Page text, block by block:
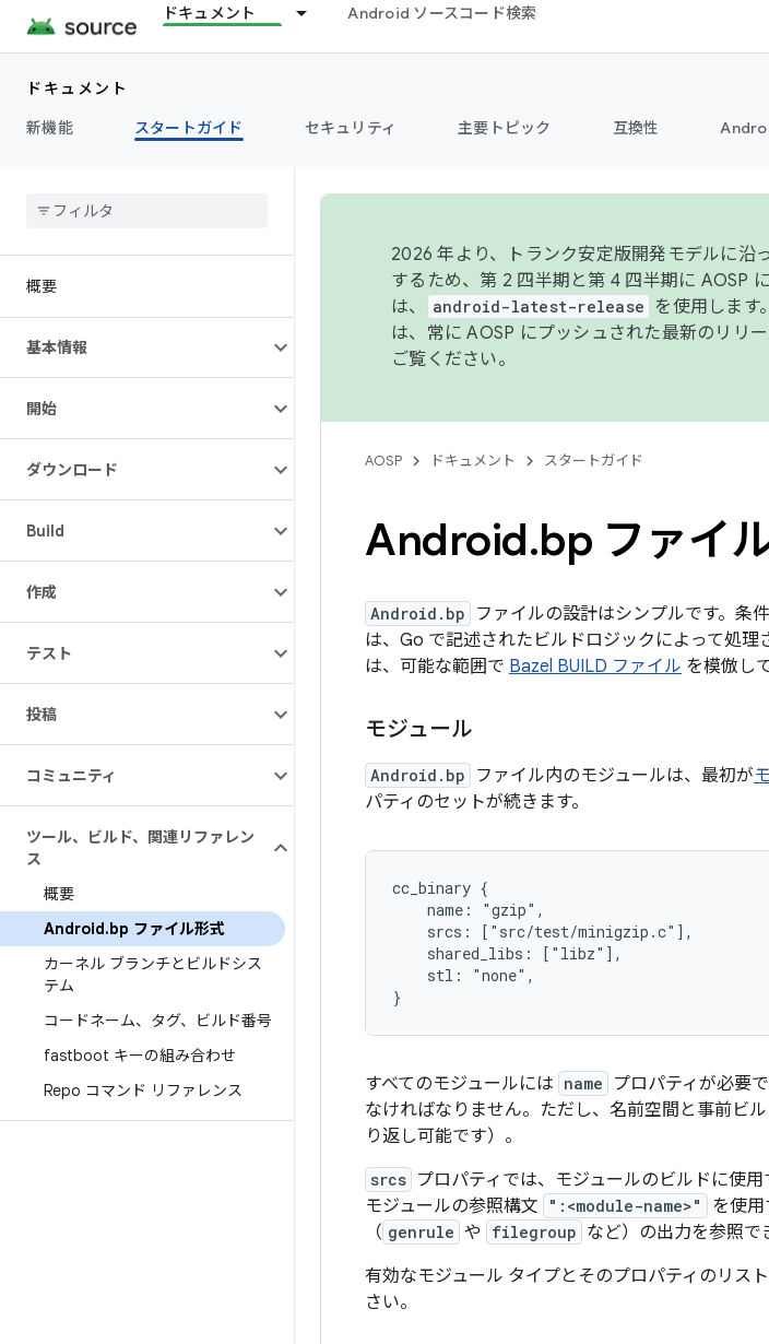
ドキュメント Android ソースコード検索
ドキュメント
新機能
スタートガイド セキュリティ 主要トピック 互換性
概要
基本情報
開始
ダウンロード
Build
作成
テスト
投稿
コミュニティ
ツール、ビルド、関連リファレン
ス
概要
Android.bp ファイル形式
カーネル ブランチとビルドシス
テム
コードネーム、タグ、ビルド番号
fastboot キーの組み合わせ
Repo コマンド リファレンス
2026 年より、トランク安定版開発モデルに沿
するため、第 2 四半期と第 4 四半期に AOSP
は、
android-latest-release を使用します。
は、常に AOSP にプッシュされた最新のリリ
ご覧ください。
AOSP ドキュメント スタートガイド
Android.bp ファイ
Android.bp
ファイルの設計はシンプルです。条
は、Go で記述されたビルドロジックによって処理
は、可能な範囲で Bazel BUILD ファイル を模倣し
モジュール
Android.bp ファイル内のモジュールは、最初が
パティのセットが続きます。
cc_binary {
    name: "gzip",
    srcs: ["src/test/minigzip.c"],
    shared_libs: ["libz"],
    stl: "none",
すべてのモジュールには name プロパティが必要
なければなりません。ただし、名前空間と事前ビ
り返し可能です）。
srcs プロパティでは、モジュールのビルドに使
モジュールの参照構文
":<module-name>"
を使
（ genrule や filegroup など）の出力を参照で
有効なモジュール タイプとそのプロパティのリスト
さい。